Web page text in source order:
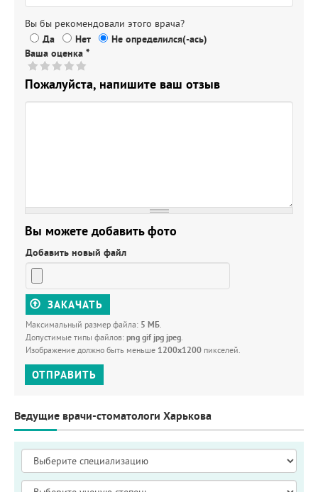
Вы бы рекомендовали этого врача?
Да
Нет
Не определился(-ась)
Ваша оценка *
Пожалуйста, напишите ваш отзыв
Вы можете добавить фото
Добавить новый файл
ЗАКАЧАТЬ
Максимальный размер файла: 5 МБ.
Допустимые типы файлов: png gif jpg jpeg.
Изображение должно быть меньше 1200x1200 пикселей.
ОТПРАВИТЬ
Ведущие врачи-стоматологи Харькова